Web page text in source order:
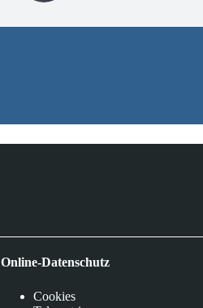
Online-Datenschutz
Cookies